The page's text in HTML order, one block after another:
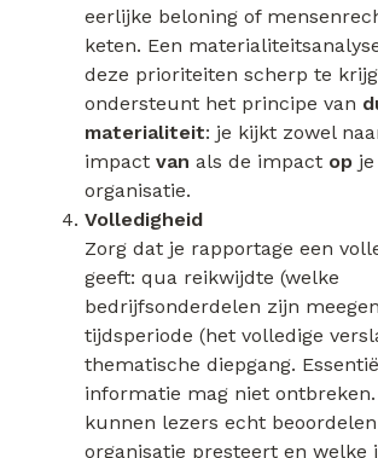
eerlijke beloning of
keten. Een
deze prioriteiten scherp te
ondersteunt het principe van
materialiteit: je kijkt zowel
impact van als de impact op je
organisatie.
Volledigheid
Zorg dat je rapportage een
geeft: qua reikwijdte (welke
bedrijfsonderdelen zijn
tijdsperiode (het volledige
thematische diepgang.
informatie mag niet ontbreken.
kunnen lezers echt
organisatie presteert en welke